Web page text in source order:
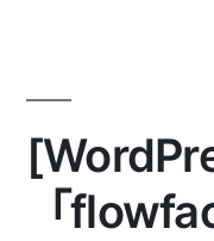
「